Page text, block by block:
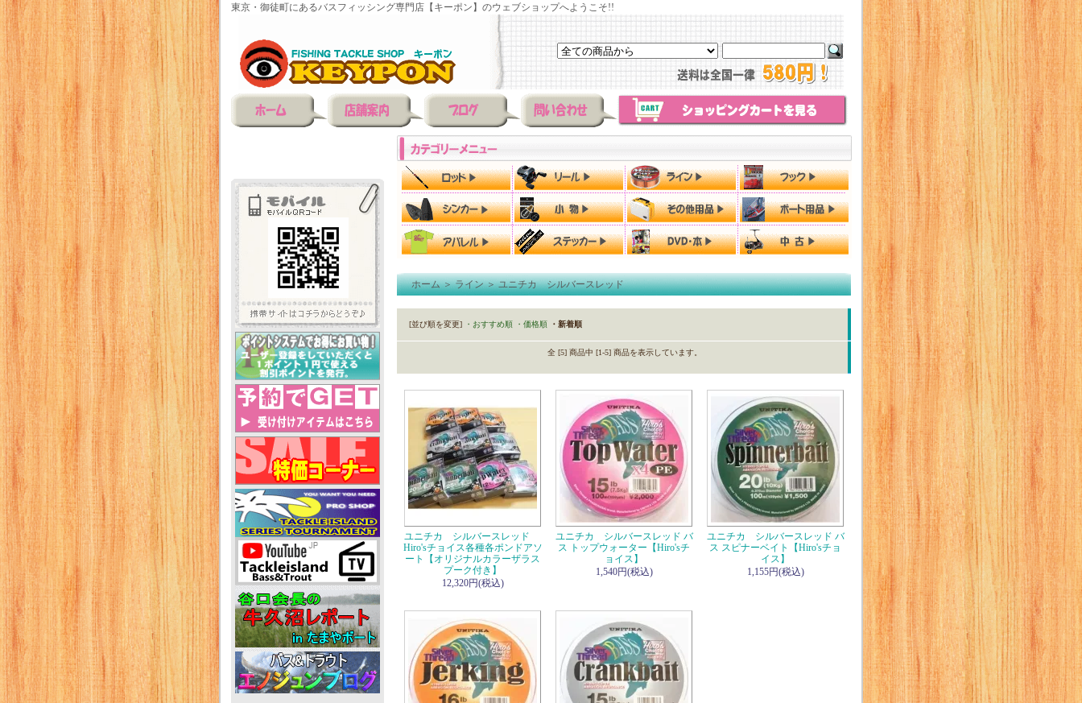
東京・御徒町にあるバスフィッシング専門店【キーポン】のウェブショップへようこそ!!
ホーム＞ライン＞ユニチカ シルバースレッド
[並び順を変更] ・おすすめ順 ・価格順 ・新着順
全 [5] 商品中 [1-5] 商品を表示しています。
ユニチカ シルバースレッド
Hiro'sチョイス各種各ポンドアソ
ート【オリジナルカラーザラス
プーク付き】
12,320円(税込)
ユニチカ シルバースレッド バ
ス トップウォーター【Hiro'sチ
ョイス】
1,540円(税込)
ユニチカ シルバースレッド バ
ス スピナーベイト【Hiro'sチョ
イス】
1,155円(税込)